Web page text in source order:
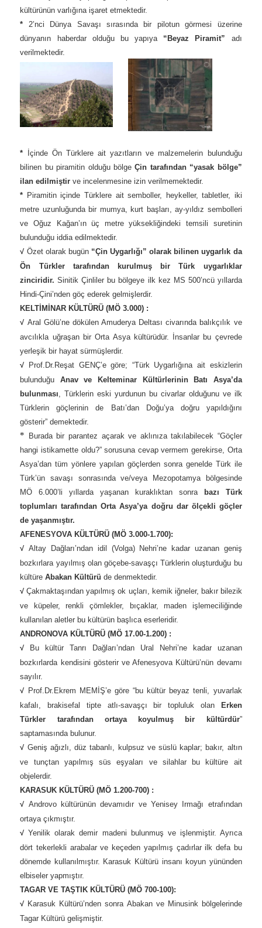
kültürünün varlığına işaret etmektedir.
* 2’nci Dünya Savaşı sırasında bir pilotun görmesi üzerine
dünyanın haberdar olduğu bu yapıya “Beyaz Piramit” adı
verilmektedir.
*
İçinde Ön Türklere ait yazıtların ve malzemelerin bulunduğu
bilinen bu piramitin olduğu bölgeÇin tarafından “yasak bölge”
ilan edilmiştir ve incelenmesine izin verilmemektedir.
* Piramitin içinde Türklere ait semboller, heykeller, tabletler, iki
metre uzunluğunda bir mumya, kurt başları, ay-yıldız sembolleri
ve Oğuz Kağan’ın üç metre yüksekliğindeki temsili suretinin
bulunduğu iddia edilmektedir.
√ Özet olarak bugün “Çin Uygarlığı” olarak bilinen uygarlık da
Ön Türkler tarafından kurulmuş bir Türk uygarlıklar
zinciridir. Sinitik Çinliler bu bölgeye ilk kez MS 500’ncü yıllarda
Hindi-Çini’nden göç ederek gelmişlerdir.
KELTİMİNAR KÜLTÜRÜ (MÖ 3.000) :
√ Aral Gölü’ne dökülen Amuderya Deltası civarında balıkçılık ve
avcılıkla uğraşan bir Orta Asya kültürüdür. İnsanlar bu çevrede
yerleşik bir hayat sürmüşlerdir.
√
Prof.Dr.Reşat GENÇ’e göre; “Türk Uygarlığına ait eskizlerin
bulunduğu Anav ve Kelteminar Kültürlerinin Batı Asya’da
bulunması , Türklerin eski yurdunun bu civarlar olduğunu ve ilk
Türklerin göçlerinin de Batı’dan Doğu’ya doğru yapıldığını
gösterir” demektedir.
*
Burada bir parantez açarak ve aklınıza takılabilecek “Göçler
hangi istikamette oldu?” sorusuna cevap vermem gerekirse, Orta
Asya’dan tüm yönlere yapılan göçlerden sonra genelde Türk ile
Türk’ün savaşı sonrasında ve/veya Mezopotamya bölgesinde
MÖ 6.000’li yıllarda yaşanan kuraklıktan sonra
bazı Türk
toplumları tarafından Orta Asya’ya doğru dar ölçekli göçler
de yaşanmıştır.
AFENESYOVA KÜLTÜRÜ (MÖ 3.000-1.700):
√Altay Dağları’ndan idil (Volga) Nehri’ne kadar uzanan geniş
bozkırlara yayılmış olan göçebe-savaşçı Türklerin oluşturduğu bu
kültüreAbakan Kültürü de denmektedir.
√Çakmaktaşından yapılmış ok uçları, kemik iğneler, bakır bilezik
ve küpeler, renkli çömlekler, bıçaklar, maden işlemeciliğinde
kullanılan aletler bu kültürün başlıca eserleridir.
ANDRONOVA KÜLTÜRÜ (MÖ 17.00-1.200) :
√
Bu kültür Tanrı Dağları’ndan Ural Nehri’ne kadar uzanan
bozkırlarda kendisini gösterir ve Afenesyova Kültürü’nün devamı
sayılır.
√ Prof.Dr.Ekrem MEMİŞ’e göre “bu kültür beyaz tenli, yuvarlak
kafalı, brakisefal tipte atlı-savaşçı bir topluluk olan
Erken
Türkler tarafından ortaya koyulmuş bir kültürdür”
saptamasında bulunur.
√ Geniş ağızlı, düz tabanlı, kulpsuz ve süslü kaplar; bakır, altın
ve tunçtan yapılmış süs eşyaları ve silahlar bu kültüre ait
objelerdir.
KARASUK KÜLTÜRÜ (MÖ 1.200-700) :
√ Androvo kültürünün devamıdır ve Yenisey Irmağı etrafından
ortaya çıkmıştır.
√Yenilik olarak demir madeni bulunmuş ve işlenmiştir. Ayrıca
dört tekerlekli arabalar ve keçeden yapılmış çadırlar ilk defa bu
dönemde kullanılmıştır. Karasuk Kültürü insanı koyun yününden
elbiseler yapmıştır.
TAGAR VE TAŞTIK KÜLTÜRÜ (MÖ 700-100):
√ Karasuk Kültürü’nden sonra Abakan ve Minusink bölgelerinde
Tagar Kültürü gelişmiştir.